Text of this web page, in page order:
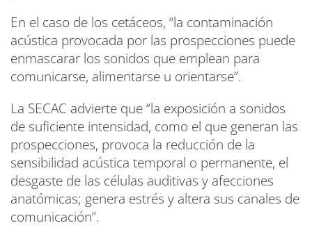
En el caso de los cetáceos, “la contaminación
acústica provocada por las prospecciones puede
enmascarar los sonidos que emplean para
comunicarse, alimentarse u orientarse”.
La SECAC advierte que “la exposición a sonidos
de suficiente intensidad, como el que generan las
prospecciones, provoca la reducción de la
sensibilidad acústica temporal o permanente, el
desgaste de las células auditivas y afecciones
anatómicas; genera estrés y altera sus canales de
comunicación”.